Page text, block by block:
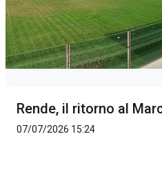
Rende, il ritorno al
07/07/2026 15:24